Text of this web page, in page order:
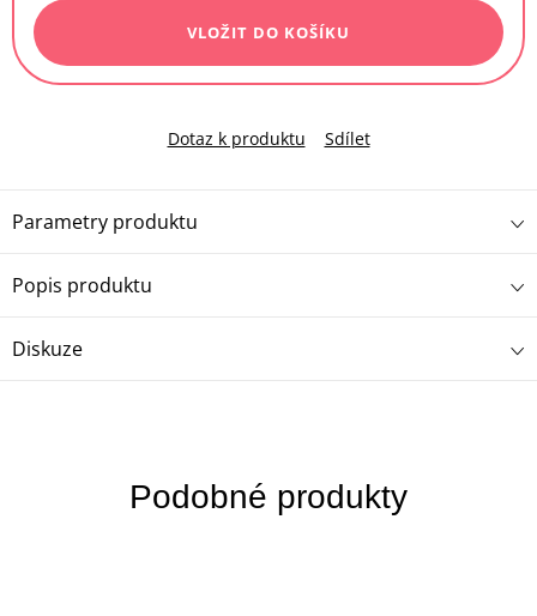
VLOŽIT DO KOŠÍKU
Dotaz k produktu Sdílet
Popis produktu
Parametry produktu
Diskuze